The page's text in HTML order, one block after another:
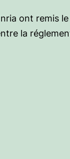
ont remis
la